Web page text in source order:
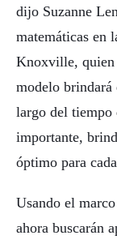
dijo Suzanne
matemáticas en
Knoxville, quien
modelo
largo del tiempo
importante,
óptimo para
Usando el
ahora buscarán